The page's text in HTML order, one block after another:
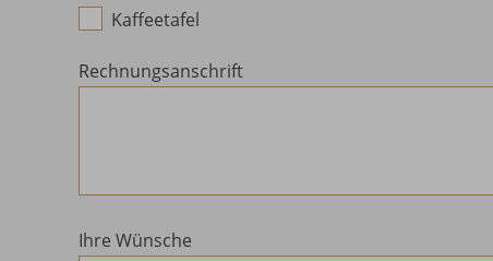
Kaffeetafel
Rechnungsanschrift
Ihre Wünsche